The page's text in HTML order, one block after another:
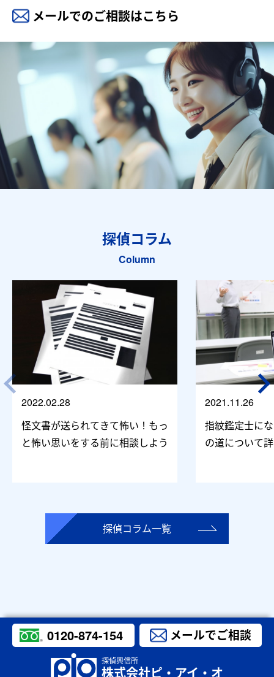
メールでのご相談はこちら
探偵コラム
Column
2022.02.28
怪文書が送られてきて怖い！もっ
と怖い思いをする前に相談しよう
2021.11.26
指紋鑑定士に
の道について
探偵コラム一覧
0120-874-154 メールでご相談
探偵興信所
株式会社ピ・アイ・オ